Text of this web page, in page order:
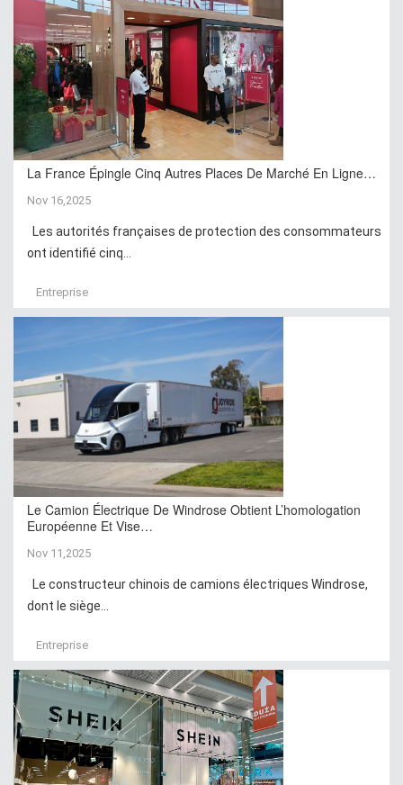
La France Épingle Cinq Autres Places De Marché En Ligne…
Nov 16,2025
Les autorités françaises de protection des consommateurs
ont identifié cinq...
Entreprise
Le Camion Électrique De Windrose Obtient L’homologation
Européenne Et Vise…
Nov 11,2025
Le constructeur chinois de camions électriques Windrose,
dont le siège...
Entreprise